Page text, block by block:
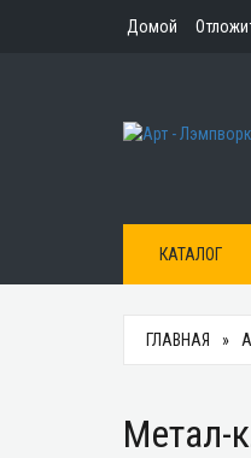
Домой
КАТАЛОГ
ГЛАВНАЯ
Метал-